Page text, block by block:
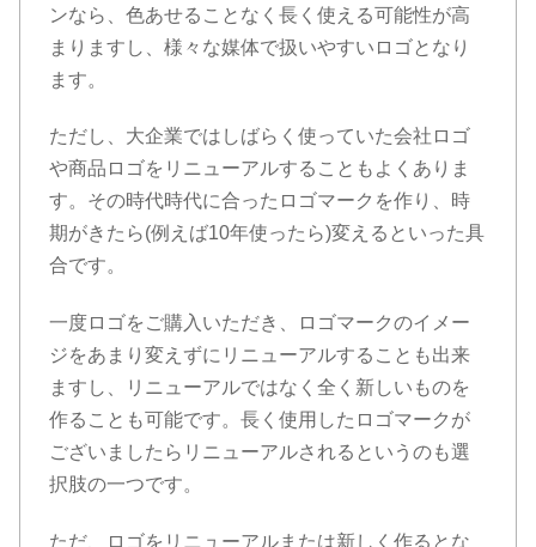
ンなら、色あせることなく長く使える可能性が高
まりますし、様々な媒体で扱いやすいロゴとなり
ます。
ただし、大企業ではしばらく使っていた会社ロゴ
や商品ロゴをリニューアルすることもよくありま
す。その時代時代に合ったロゴマークを作り、時
期がきたら(例えば10年使ったら)変えるといった具
合です。
一度ロゴをご購入いただき、ロゴマークのイメー
ジをあまり変えずにリニューアルすることも出来
ますし、リニューアルではなく全く新しいものを
作ることも可能です。長く使用したロゴマークが
ございましたらリニューアルされるというのも選
択肢の一つです。
ただ、ロゴをリニューアルまたは新しく作るとな